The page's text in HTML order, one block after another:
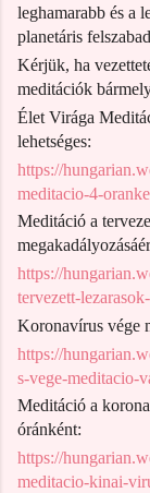
leghamarabb és a
planetáris
Kérjük, ha
meditációk
Élet Virága
lehetséges:
https://
meditacio-4-
Meditáció a
https://
tervezett-
Koronavírus vége
https://
s-vege-meditacio-
Meditáció a
óránként:
https://
meditacio-kinai-